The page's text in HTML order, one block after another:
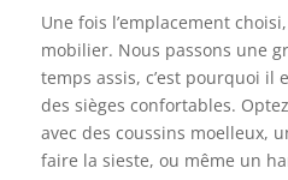
Une fois l’emplacement
mobilier. Nous passons une
temps assis, c’est pourquoi
des sièges confortables.
avec des coussins moelleux,
faire la sieste, ou même un